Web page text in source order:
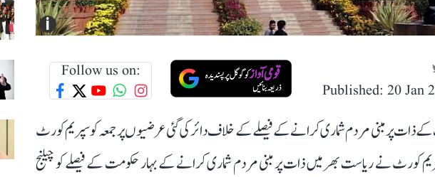
i
Published: 20 Jan
Follow us on:
کے ذات پر مبنی مردم شماری کرانے کے فیصلے کے خلاف دائر کی گئی عرضیوں پر جمعہ کو سپریم کورٹ
کورٹ نے ریاست بھر میں ذات پر مبنی مردم شماری کرانے کے بہار حکومت کے فیصلے کو چیلنج